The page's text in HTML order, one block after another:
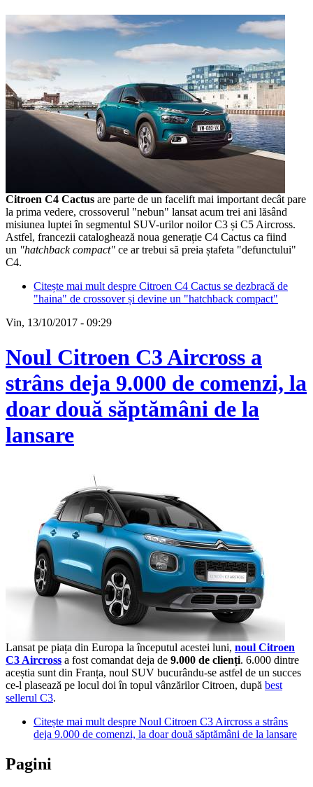
Citroen C4 Cactus are parte de un facelift mai important decât pare
la prima vedere, crossoverul "nebun" lansat acum trei ani lăsând
misiunea luptei în segmentul SUV-urilor noilor C3 și C5 Aircross.
Astfel, francezii cataloghează noua generație C4 Cactus ca fiind
un "hatchback compact" ce ar trebui să preia ștafeta "defunctului"
C4.
Citește mai mult despre Citroen C4 Cactus se dezbracă de
"haina" de crossover și devine un "hatchback compact"
Vin, 13/10/2017 - 09:29
Noul Citroen C3 Aircross a
strâns deja 9.000 de comenzi, la
doar două săptămâni de la
lansare
Lansat pe piața din Europa la începutul acestei luni, noul Citroen
C3 Aircross a fost comandat deja de 9.000 de clienți. 6.000 dintre
aceștia sunt din Franța, noul SUV bucurându-se astfel de un succes
ce-l plasează pe locul doi în topul vânzărilor Citroen, după best
sellerul C3.
Citește mai mult despre Noul Citroen C3 Aircross a strâns
deja 9.000 de comenzi, la doar două săptămâni de la lansare
Pagini